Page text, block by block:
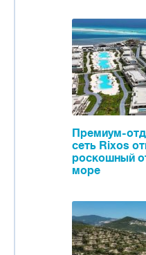
Премиум-
сеть Rixos
роскошный
море